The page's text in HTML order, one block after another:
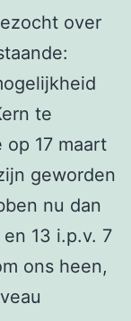
over
te
17 maart
geworden
nu dan
en 13 i.p.v. 7
ons heen,